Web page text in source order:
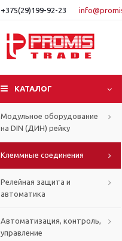
+375(29)199-92-23
КАТАЛОГ
Модульное оборудование
на DIN (ДИН) рейку
Клеммные соединения
Релейная защита и
автоматика
Автоматизация, контроль,
управление